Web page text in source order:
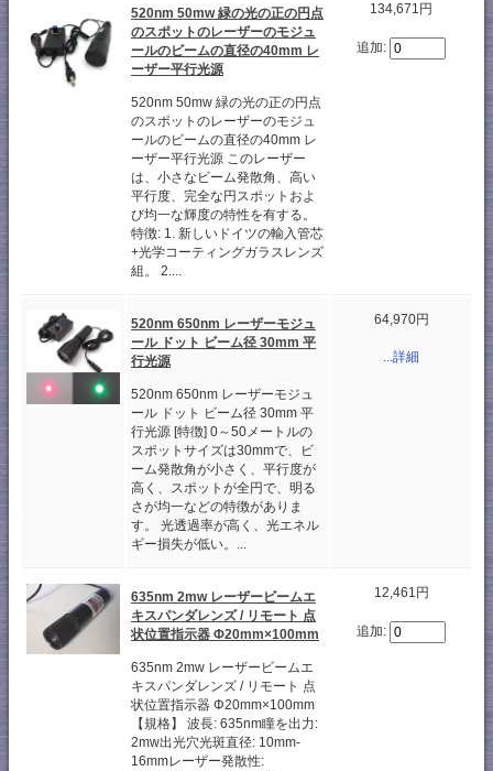
520nm 50mw 緑の光の正の円点
のスポットのレーザーのモジュ
ールのビームの直径の40mm レ
ーザー平行光源
520nm 50mw 緑の光の正の円点
のスポットのレーザーのモジュ
ールのビームの直径の40mm レ
ーザー平行光源 このレーザー
は、小さなビーム発散角、高い
平行度、完全な円スポットおよ
び均一な輝度の特性を有する。
特徴: 1. 新しいドイツの輸入管芯
+光学コーティングガラスレンズ
組。 2....
134,671円
追加:
520nm 650nm レーザーモジュ
ール ドット ビーム径 30mm 平
行光源
520nm 650nm レーザーモジュ
ール ドット ビーム径 30mm 平
行光源 [特徴] 0～50メートルの
スポットサイズは30mmで、ビ
ーム発散角が小さく、平行度が
高く、スポットが全円で、明る
さが均一などの特徴がありま
す。 光透過率が高く、光エネル
ギー損失が低い。...
64,970円
...詳細
635nm 2mw レーザービームエ
キスパンダレンズ / リモート 点
状位置指示器 Φ20mm×100mm
635nm 2mw レーザービームエ
キスパンダレンズ / リモート 点
状位置指示器 Φ20mm×100mm
【規格】 波長: 635nm瞳を出力:
2mw出光穴光斑直径: 10mm-
16mmレーザー発散性:
12,461円
追加: